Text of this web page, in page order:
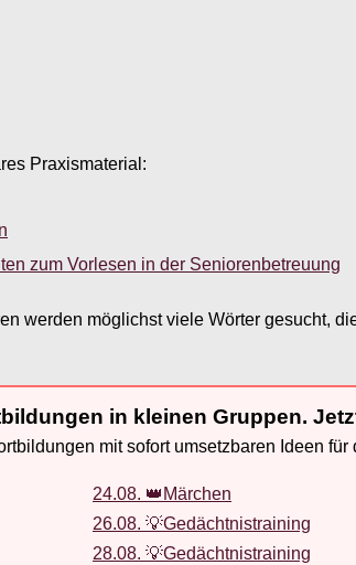
Praxismaterial:
zum Vorlesen in der Seniorenbetreuung
werden möglichst viele Wörter gesucht,
in kleinen Gruppen.
mit sofort umsetzbaren Ideen für
24.08. 👑Märchen
26.08. 💡Gedächtnistraining
28.08. 💡Gedächtnistraining